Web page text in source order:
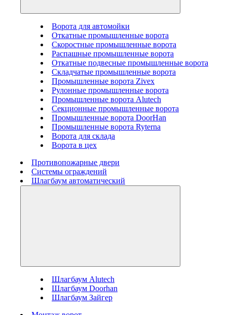
Ворота для автомойки
Откатные промышленные ворота
Скоростные промышленные ворота
Распашные промышленные ворота
Откатные подвесные промышленные ворота
Складчатые промышленные ворота
Промышленные ворота Zivex
Рулонные промышленные ворота
Промышленные ворота Alutech
Секционные промышленные ворота
Промышленные ворота DoorHan
Промышленные ворота Ryterna
Ворота для склада
Ворота в цех
Противопожарные двери
Системы ограждений
Шлагбаум автоматический
Шлагбаум Alutech
Шлагбаум Doorhan
Шлагбаум Зайгер